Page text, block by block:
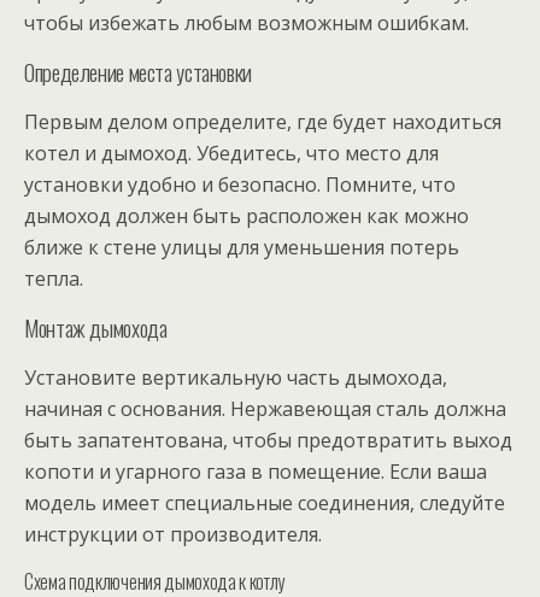
чтобы избежать любым возможным ошибкам.
Определение места установки
Первым делом определите, где будет находиться
котел и дымоход. Убедитесь, что место для
установки удобно и безопасно. Помните, что
дымоход должен быть расположен как можно
ближе к стене улицы для уменьшения потерь
тепла.
Монтаж дымохода
Установите вертикальную часть дымохода,
начиная с основания. Нержавеющая сталь должна
быть запатентована, чтобы предотвратить выход
копоти и угарного газа в помещение. Если ваша
модель имеет специальные соединения, следуйте
инструкции от производителя.
Схема подключения дымохода к котлу